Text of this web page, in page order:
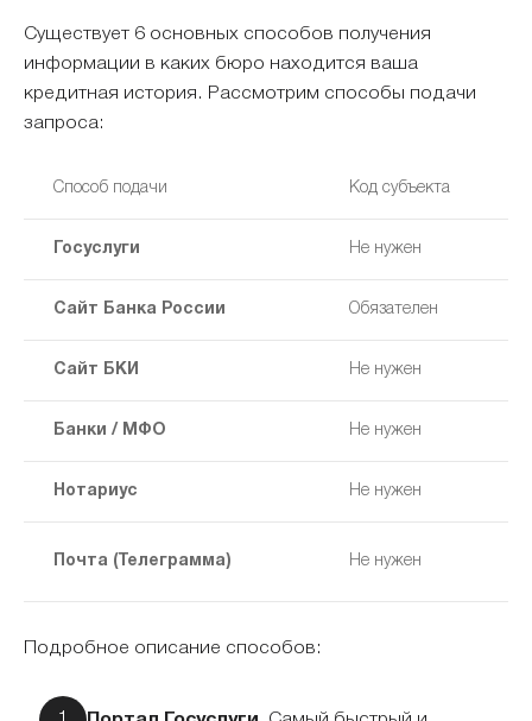
Существует 6 основных способов получения
информации в каких бюро находится ваша
кредитная история. Рассмотрим способы подачи
запроса:
Способ подачи Код субъекта
Госуслуги Не нужен
Сайт Банка России Обязателен
Сайт БКИ Не нужен
Банки / МФО Не нужен
Нотариус Не нужен
Почта (Телеграмма) Не нужен
Подробное описание способов: